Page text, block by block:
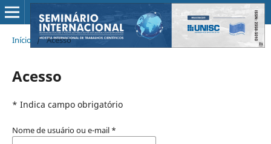
Início / Acesso
Acesso
* Indica campo obrigatório
Nome de usuário ou e-mail *